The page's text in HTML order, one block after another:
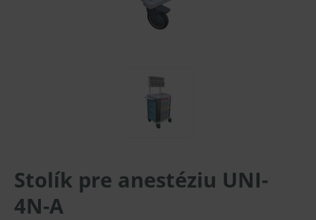
Stolík pre anestéziu UNI-
4N-A